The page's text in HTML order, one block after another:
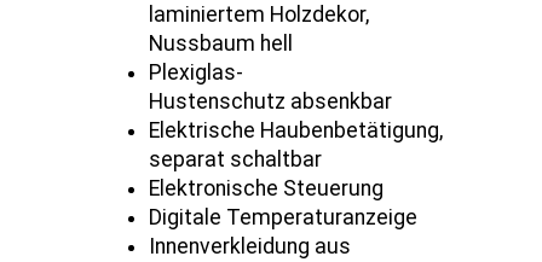
laminiertem Holzdekor,
Nussbaum hell
Plexiglas-
Hustenschutz absenkbar
Elektrische Haubenbetätigung,
separat schaltbar
Elektronische Steuerung
Digitale Temperaturanzeige
Innenverkleidung aus